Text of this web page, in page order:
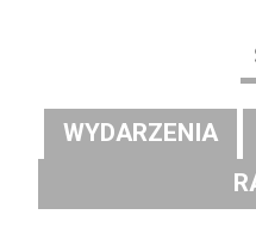
WYDARZENIA